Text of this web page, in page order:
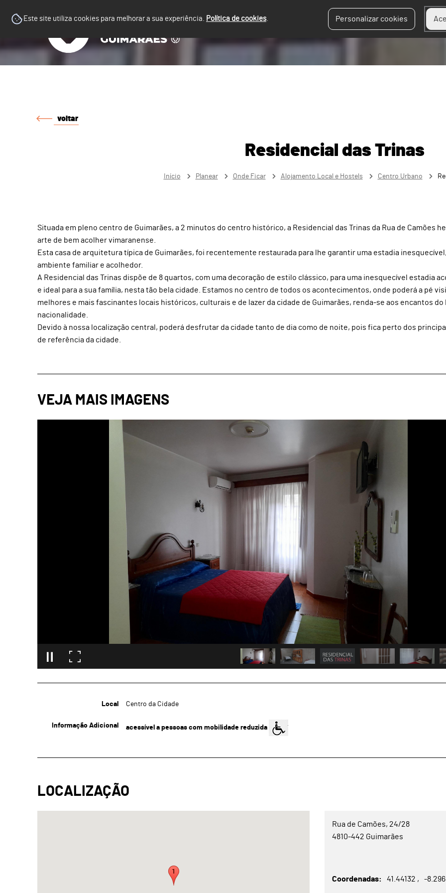
Este site utiliza cookies para melhorar a sua experiência. Política de cookies. Personalizar cookies
voltar
Residencial das Trinas
Início Planear Onde Ficar Alojamento Local e Hostels Centro Urbano
Situada em pleno centro de Guimarães, a 2 minutos do centro histórico, a Residencial das Trinas da Rua de Camões
arte de bem acolher vimaranense.
Esta casa de arquitetura típica de Guimarães, foi recentemente restaurada para lhe garantir uma estadia
ambiente familiar e acolhedor.
A Residencial das Trinas dispõe de 8 quartos, com uma decoração de estilo clássico, para uma inesquecível estadia
e ideal para a sua família, nesta tão bela cidade. Estamos no centro de todos os acontecimentos, onde poderá a pé
melhores e mais fascinantes locais históricos, culturais e de lazer da cidade de Guimarães, renda-se aos encantos do
nacionalidade.
Devido à nossa localização central, poderá desfrutar da cidade tanto de dia como de noite, pois fica perto dos
de referência da cidade.
Local Centro da Cidade
Informação Adicional acessível a pessoas com mobilidade reduzida
Rua de Camões, 24/28
4810-442 Guimarães
Coordenadas 41.44132 -